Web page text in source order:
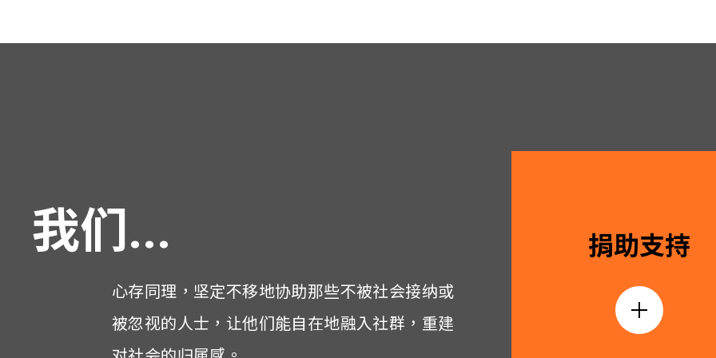
我们...
心存同理，坚定不移地协助那些不被社会接纳或
被忽视的人士，让他们能自在地融入社群，重建
捐助支持